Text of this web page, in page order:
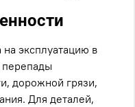
на эксплуатацию в
перепады
дорожной грязи,
Для деталей,